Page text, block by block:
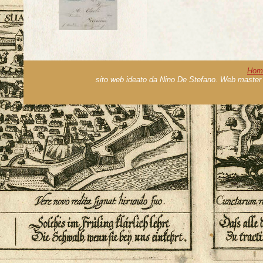
sito web ideato da Nino De Stefano. Web